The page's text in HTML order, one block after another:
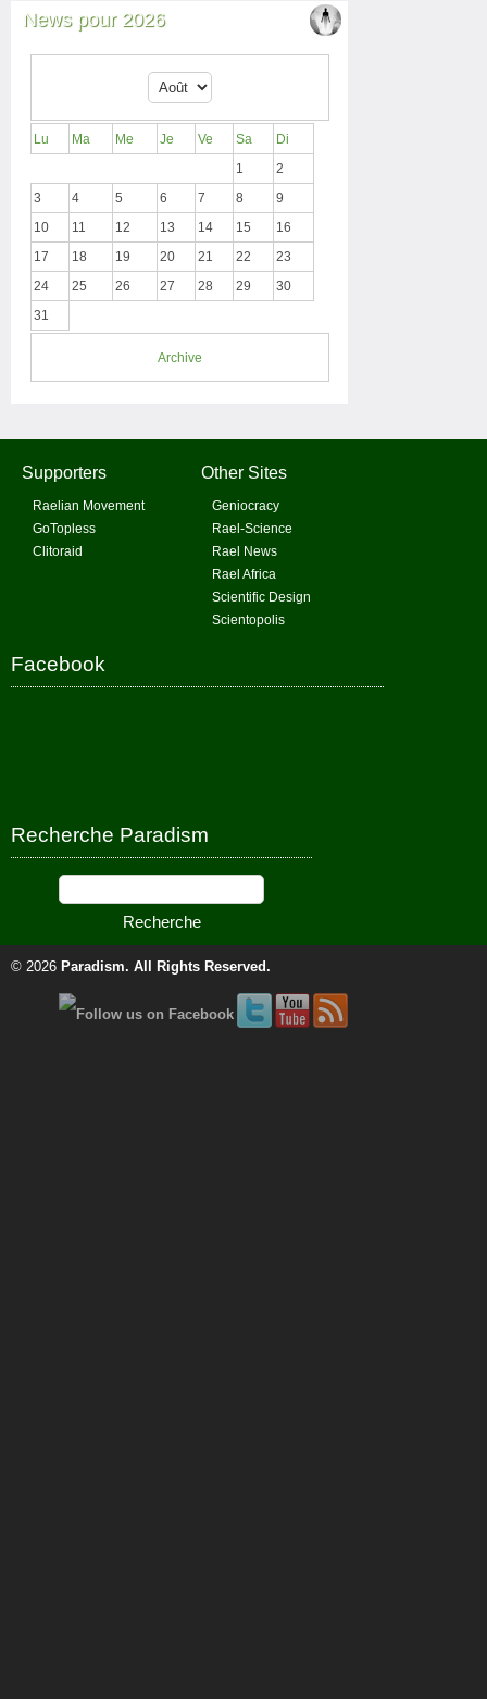
News pour 2026
Lu Ma Me Je Ve Sa
Di
1
2
3
4 5 6 7 8
9
10
11 12 13 14 15
16
17
18 19 20 21 22
23
24
25 26 27 28 29
30
31
Archive
Supporters
Raelian Movement
GoTopless
Clitoraid
Other Sites
Geniocracy
Rael-Science
Rael News
Rael Africa
Scientific Design
Scientopolis
Facebook
Recherche Paradism
© 2026 Paradism. All Rights Reserved.